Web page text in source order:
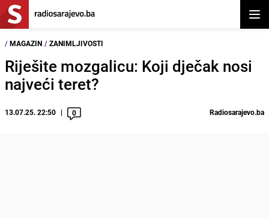
/ MAGAZIN / ZANIMLJIVOSTI
Riješite mozgalicu: Koji dječak nosi
najveći teret?
13.07.25. 22:50 0 Radiosarajevo.ba